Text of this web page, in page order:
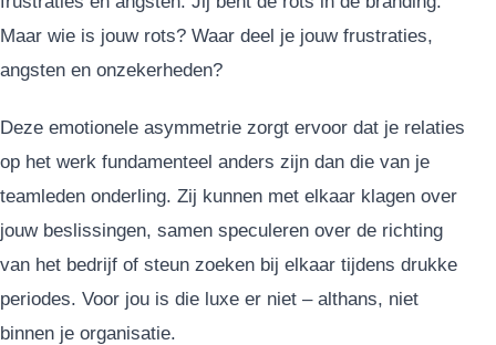
Maar wie is jouw rots? Waar deel je jouw frustraties,
angsten en onzekerheden?
Deze emotionele asymmetrie zorgt ervoor dat je relaties
op het werk fundamenteel anders zijn dan die van je
teamleden onderling. Zij kunnen met elkaar klagen over
jouw beslissingen, samen speculeren over de richting
van het bedrijf of steun zoeken bij elkaar tijdens drukke
periodes. Voor jou is die luxe er niet – althans, niet
binnen je organisatie.